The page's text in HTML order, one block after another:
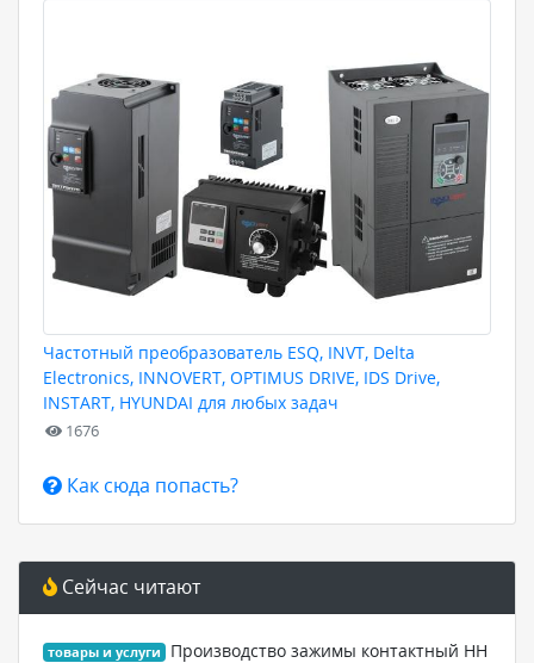
Частотный преобразователь ESQ, INVT, Delta
Electronics, INNOVERT, OPTIMUS DRIVE, IDS Drive,
INSTART, HYUNDAI для любых задач
1676
Как сюда попасть?
Сейчас читают
товары и услуги
Производство зажимы контактный НН